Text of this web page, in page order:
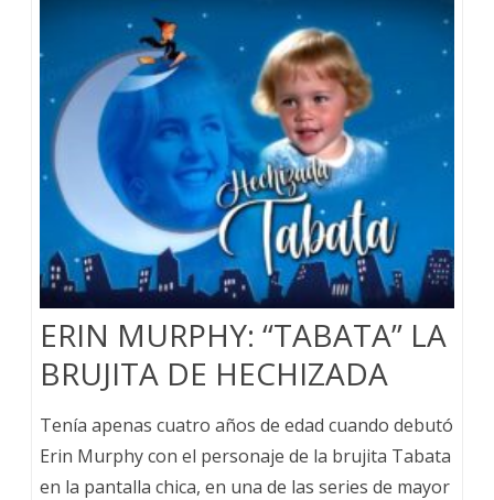
ERIN MURPHY: “TABATA” LA
BRUJITA DE HECHIZADA
Tenía apenas cuatro años de edad cuando debutó
Erin Murphy con el personaje de la brujita Tabata
en la pantalla chica, en una de las series de mayor